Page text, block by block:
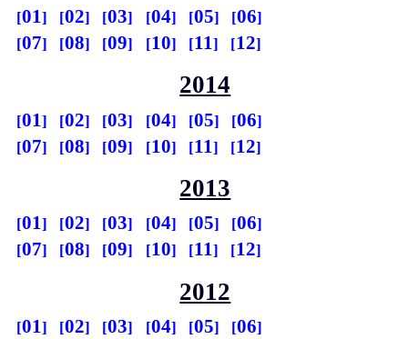
01 02 03 04 05
06
07
08 09 10 11 12
2014
01 02 03 04 05
06
07
08 09 10 11 12
2013
01 02 03 04 05
06
07
08 09 10 11 12
2012
01 02 03 04 05
06